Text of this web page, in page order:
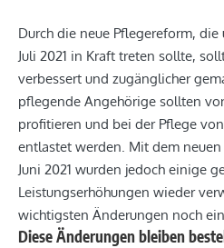
Durch die neue Pflegereform,
Juli 2021 in Kraft treten sollte,
verbessert und zugänglicher
pflegende Angehörige sollten
profitieren und bei der Pflege
entlastet werden. Mit dem
Juni 2021 wurden jedoch einige
Leistungserhöhungen wieder
wichtigsten Änderungen noch
Diese Änderungen bleiben